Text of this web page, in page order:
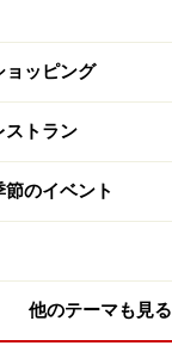
ョッピング
ストラン
のイベント
他のテーマも見る